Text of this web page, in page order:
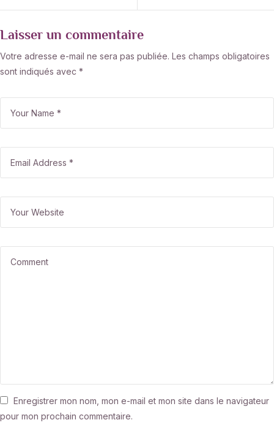
Https://4u-Casino.com
Laisser un commentaire
Votre adresse e-mail ne sera pas publiée. Les champs obligatoires
sont indiqués avec *
Enregistrer mon nom, mon e-mail et mon site dans le navigateur
pour mon prochain commentaire.